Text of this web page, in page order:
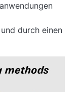
durch einen